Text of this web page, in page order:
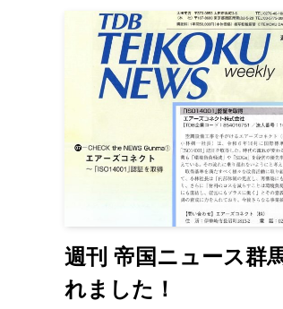
週刊 帝国ニュース群
れました！